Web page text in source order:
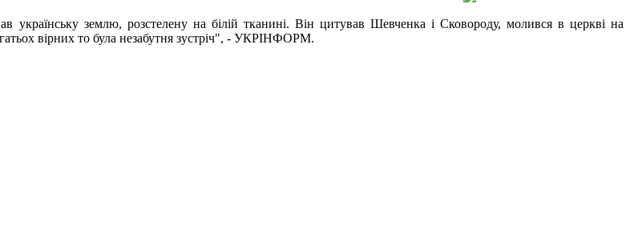
землю, розстелену на білій тканині. Він цитував Шевченка і Сковороду, молився в церкві на
вірних то була незабутня зустріч", - УКРІНФОРМ.